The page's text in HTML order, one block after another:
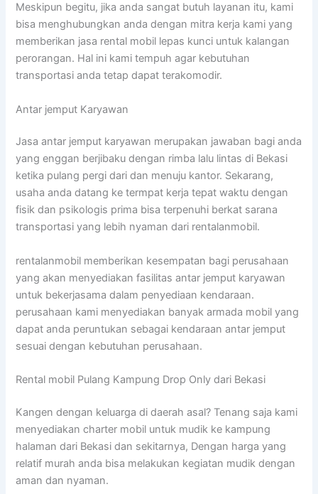
Meskipun begitu, jika anda sangat butuh layanan itu, kami
bisa menghubungkan anda dengan mitra kerja kami yang
memberikan jasa rental mobil lepas kunci untuk kalangan
perorangan. Hal ini kami tempuh agar kebutuhan
transportasi anda tetap dapat terakomodir.
Antar jemput Karyawan
Jasa antar jemput karyawan merupakan jawaban bagi anda
yang enggan berjibaku dengan rimba lalu lintas di Bekasi
ketika pulang pergi dari dan menuju kantor. Sekarang,
usaha anda datang ke termpat kerja tepat waktu dengan
fisik dan psikologis prima bisa terpenuhi berkat sarana
transportasi yang lebih nyaman dari rentalanmobil.
rentalanmobil memberikan kesempatan bagi perusahaan
yang akan menyediakan fasilitas antar jemput karyawan
untuk bekerjasama dalam penyediaan kendaraan.
perusahaan kami menyediakan banyak armada mobil yang
dapat anda peruntukan sebagai kendaraan antar jemput
sesuai dengan kebutuhan perusahaan.
Rental mobil Pulang Kampung Drop Only dari Bekasi
Kangen dengan keluarga di daerah asal? Tenang saja kami
menyediakan charter mobil untuk mudik ke kampung
halaman dari Bekasi dan sekitarnya, Dengan harga yang
relatif murah anda bisa melakukan kegiatan mudik dengan
aman dan nyaman.